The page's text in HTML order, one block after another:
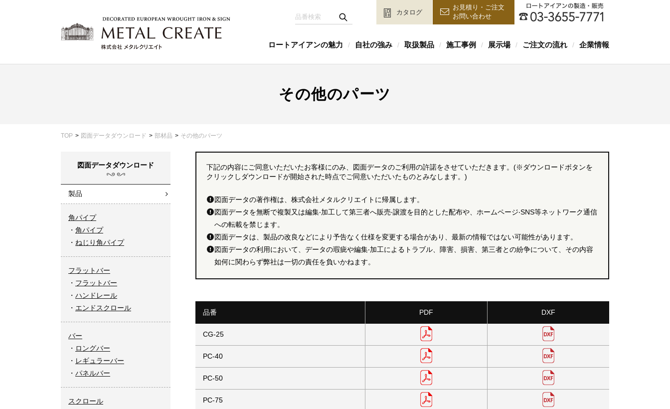
カタログ
お見積り・ご注文
お問い合わせ
ロートアイアンの魅力 / 自社の強み / 取扱製品 / 施工事例 / 展示場 / ご注文の流れ / 企業情報
その他のパーツ
TOP 図面データダウンロード 部材品 その他のパーツ
下記の内容にご同意いただいたお客様にのみ、図面データのご利用の許諾をさせていただきます。(※ダウンロードボタンを
クリックしダウンロードが開始された時点でご同意いただいたものとみなします。)
図面データの著作権は、株式会社メタルクリエイトに帰属します。
図面データを無断で複製又は編集‧加工して第三者へ販売‧譲渡を目的とした配布や、ホームページ‧SNS等ネットワーク通信
への転載を禁じます。
図面データは、製品の改良などにより予告なく仕様を変更する場合があり、最新の情報ではない可能性があります。
図面データの利用において、データの瑕疵や編集‧加工によるトラブル、障害、損害、第三者との紛争について、その内容
如何に関わらず弊社は一切の責任を負いかねます。
品番 PDF DXF
CG-25
PC-40
PC-50
PC-75
図面データダウンロード
製品
角パイプ
角パイプ
ねじり角パイプ
フラットバー
フラットバー
ハンドレール
エンドスクロール
バー
ロングバー
レギュラーバー
パネルバー
スクロール